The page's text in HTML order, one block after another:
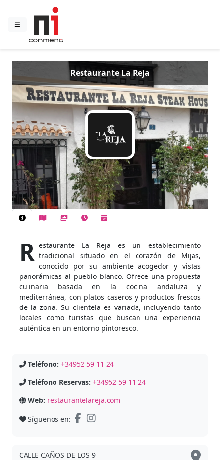
Restaurante La Reja
R estaurante La Reja es un establecimiento
tradicional situado en el corazón de Mijas,
conocido por su ambiente acogedor y vistas
panorámicas al pueblo blanco. Ofrece una propuesta
culinaria basada en la cocina andaluza y
mediterránea, con platos caseros y productos frescos
de la zona. Su clientela es variada, incluyendo tanto
locales como turistas que buscan una experiencia
auténtica en un entorno pintoresco.
Teléfono: +34952 59 11 24
Teléfono Reservas: +34952 59 11 24
Web: restaurantelareja.com
Síguenos en:
CALLE CAÑOS DE LOS 9